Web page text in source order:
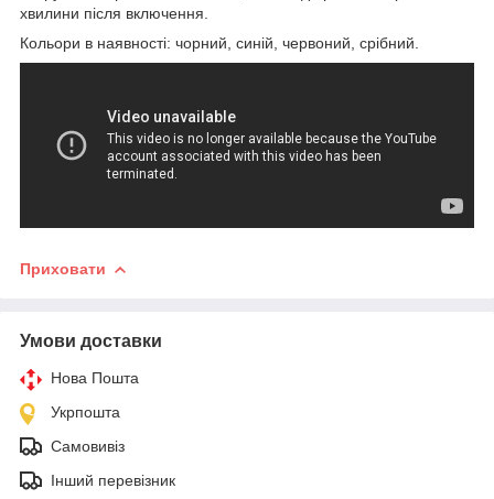
хвилини після включення.
Кольори в наявності: чорний, синій, червоний, срібний.
Приховати
Умови доставки
Нова Пошта
Укрпошта
Самовивіз
Інший перевізник